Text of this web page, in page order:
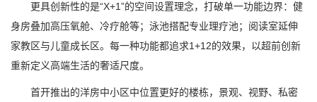
更具创新性的是“X+1”的空间设置理念，打破单一功能边界：健
身房叠加高压氧舱、冷疗舱等；泳池搭配专业理疗池；阅读室延伸
家教区与儿童成长区。每一种功能都追求1+12的效果，以超前创新
重新定义高端生活的奢适尺度。
首开推出的洋房中小区中位置更好的楼栋，景观、视野、私密